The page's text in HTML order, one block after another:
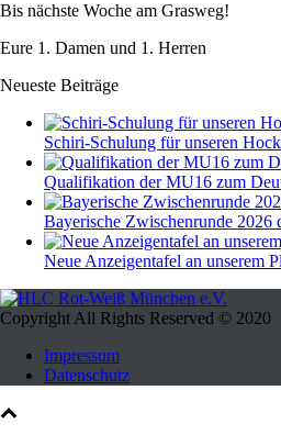
Bis nächste Woche am Grasweg!
Eure 1. Damen und 1. Herren
Neueste Beiträge
Schiri-Schulung für unseren
Qualifikation der MU16 zum
Bayerische Zwischenrunde
Neue Anzeigentafel an unserem
Copyright All Rights Reserved © 2020
Impressum
Datenschutz